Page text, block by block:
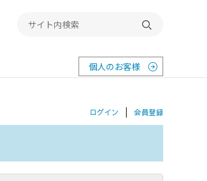
個人のお客様
検索する
ログイン 会員登録